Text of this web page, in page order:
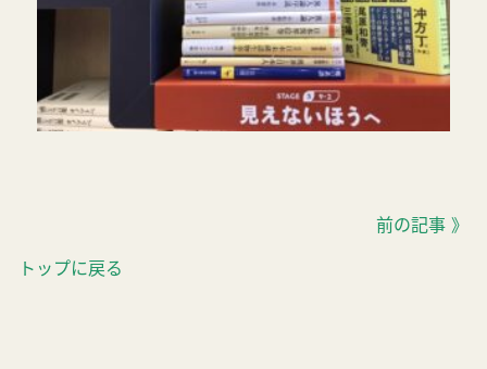
トップに戻る
前の記事 》